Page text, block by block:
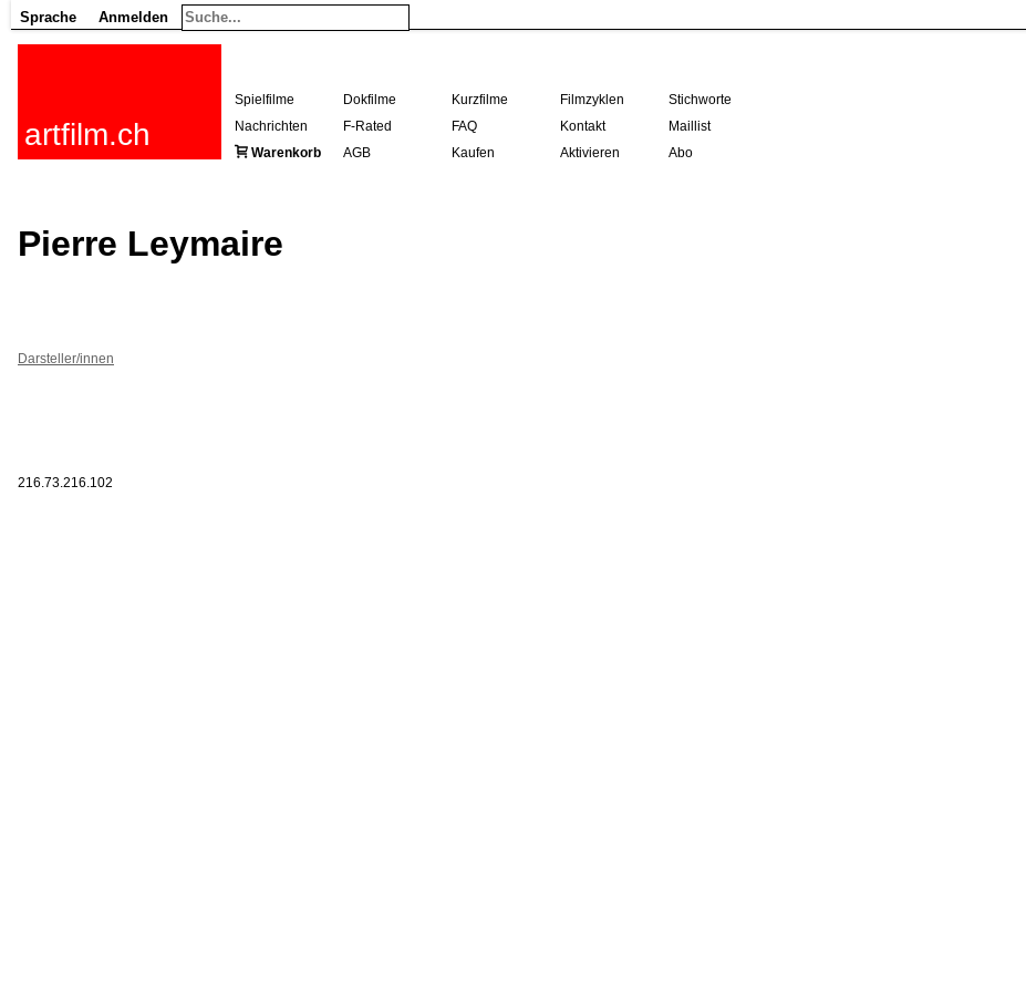
Sprache Anmelden
artfilm.ch
Spielfilme Dokfilme Kurzfilme Filmzyklen
Stichworte
Nachrichten
F-Rated FAQ Kontakt
Maillist
Warenkorb
AGB Kaufen Aktivieren Abo
Pierre Leymaire
Darsteller/innen
216.73.216.102